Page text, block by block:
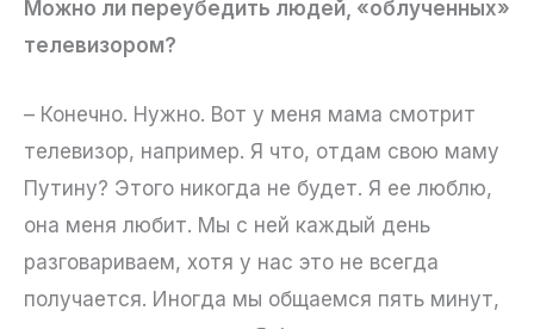
Можно ли переубедить людей, «облученных»
телевизором?
– Конечно. Нужно. Вот у меня мама смотрит
телевизор, например. Я что, отдам свою маму
Путину? Этого никогда не будет. Я ее люблю,
она меня любит. Мы с ней каждый день
разговариваем, хотя у нас это не всегда
получается. Иногда мы общаемся пять минут,